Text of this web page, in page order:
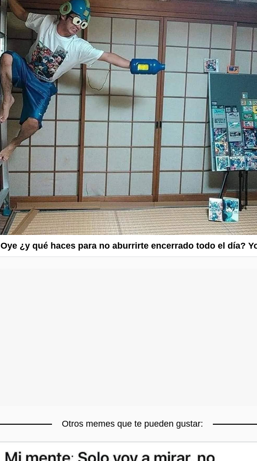
Oye ¿y qué haces para no aburrirte encerrado todo el día?
Otros memes que te pueden gustar: